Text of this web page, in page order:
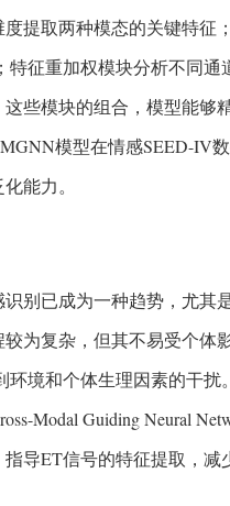
提取两种模态的关键特征
征重加权模块分析不同
些模块的组合，模型能够
模型在情感SEED-IV
能力。
别已成为一种趋势，尤其
为复杂，但其不易受个体
境和个体生理因素的干
Modal Guiding Neural
导ET信号的特征提取，